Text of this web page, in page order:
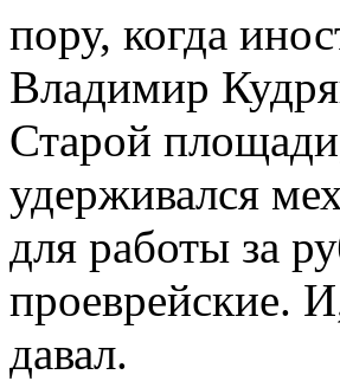
пору, когда
Владимир
Старой
удерживался
для работы за
проеврейские.
давал.